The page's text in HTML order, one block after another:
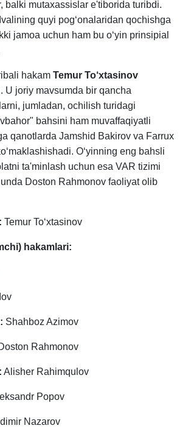
balki mutaxassislar e'tiborida turibdi.
quyi pog‘onalaridan qochishga
jamoa uchun ham bu o‘yin prinsipial
hakam Temur To‘xtasinov
U joriy mavsumda bir qancha
jumladan, ochilish turidagi
bahsini ham muvaffaqiyatli
qanotlarda Jamshid Bakirov va Farrux
O‘yinning eng bahsli
ta'minlash uchun esa VAR tizimi
Doston Rahmonov faoliyat olib
Temur To‘xtasinov
hakamlari:
Shahboz Azimov
Rahmonov
Alisher Rahimqulov
Popov
Nazarov